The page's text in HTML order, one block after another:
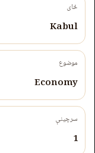
ځای
Kabul
موضوع
Economy
سرچینې
1